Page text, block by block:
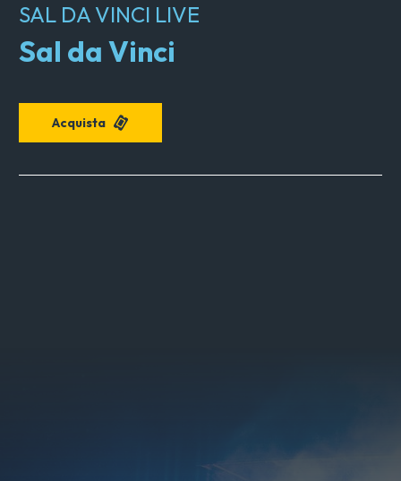
SAL DA VINCI LIVE
Sal da Vinci
Acquista